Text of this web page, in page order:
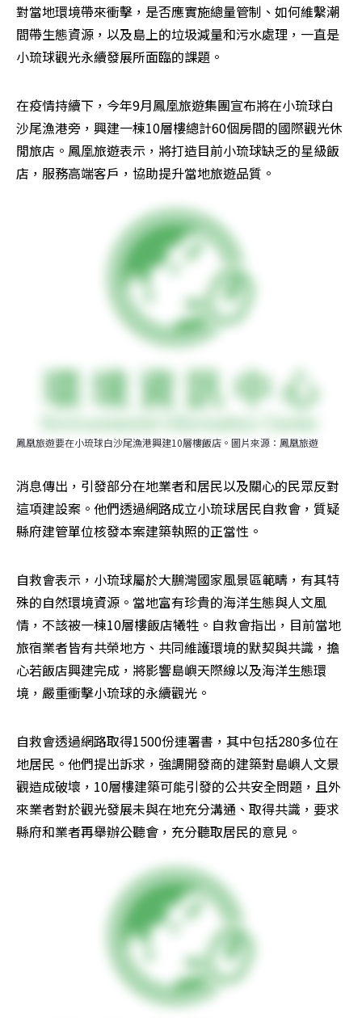
對當地環境帶來衝擊，是否應實施總量管制、如何維繫潮
間帶生態資源，以及島上的垃圾減量和污水處理，一直是
小琉球觀光永續發展所面臨的課題。
在疫情持續下，今年9月鳳凰旅遊集團宣布將在小琉球白
沙尾漁港旁，興建一棟10層樓總計60個房間的國際觀光休
閒旅店。鳳凰旅遊表示，將打造目前小琉球缺乏的星級飯
店，服務高端客戶，協助提升當地旅遊品質。
鳳凰旅遊要在小琉球白沙尾漁港興建10層樓飯店。圖片來源：鳳凰旅遊
消息傳出，引發部分在地業者和居民以及關心的民眾反對
這項建設案。他們透過網路成立小琉球居民自救會，質疑
縣府建管單位核發本案建築執照的正當性。
自救會表示，小琉球屬於大鵬灣國家風景區範疇，有其特
殊的自然環境資源。當地富有珍貴的海洋生態與人文風
情，不該被一棟10層樓飯店犧牲。自救會指出，目前當地
旅宿業者皆有共榮地方、共同維護環境的默契與共識，擔
心若飯店興建完成，將影響島嶼天際線以及海洋生態環
境，嚴重衝擊小琉球的永續觀光。
自救會透過網路取得1500份連署書，其中包括280多位在
地居民。他們提出訴求，強調開發商的建築對島嶼人文景
觀造成破壞，10層樓建築可能引發的公共安全問題，且外
來業者對於觀光發展未與在地充分溝通、取得共識，要求
縣府和業者再舉辦公聽會，充分聽取居民的意見。